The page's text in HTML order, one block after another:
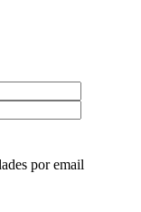
por email